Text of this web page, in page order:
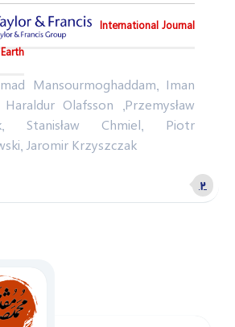
International Journal
Mansourmoghaddam, Iman
Haraldur Olafsson ,Przemysław
Stanisław Chmiel, Piotr
Jaromir Krzyszczak
۲